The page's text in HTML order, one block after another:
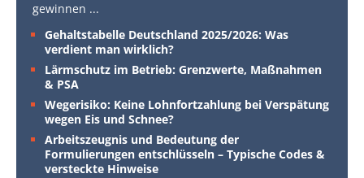
gewinnen ...
Gehaltstabelle Deutschland 2025/2026: Was
verdient man wirklich?
Lärmschutz im Betrieb: Grenzwerte, Maßnahmen
& PSA
Wegerisiko: Keine Lohnfortzahlung bei Verspätung
wegen Eis und Schnee?
Arbeitszeugnis und Bedeutung der
Formulierungen entschlüsseln – Typische Codes &
versteckte Hinweise